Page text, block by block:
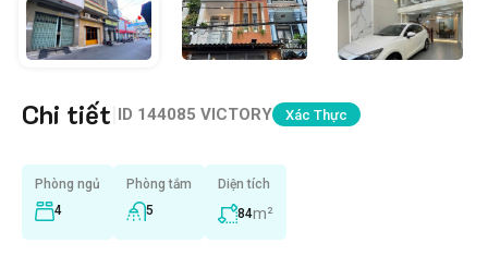
Chi tiết ID 144085 VICTORY Xác Thực
Phòng ngủ
4
Phòng tắm
5
Diện tích
84m²